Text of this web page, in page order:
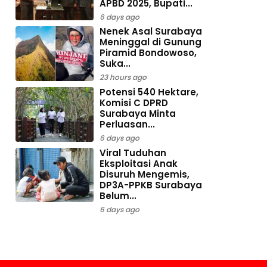
APBD 2025, Bupati...
6 days ago
Nenek Asal Surabaya
Meninggal di Gunung
Piramid Bondowoso,
Suka...
23 hours ago
Potensi 540 Hektare,
Komisi C DPRD
Surabaya Minta
Perluasan...
6 days ago
Viral Tuduhan
Eksploitasi Anak
Disuruh Mengemis,
DP3A-PPKB Surabaya
Belum...
6 days ago